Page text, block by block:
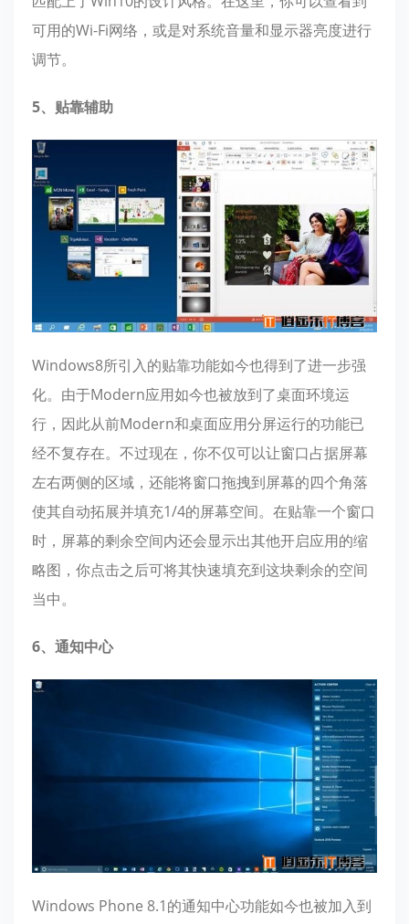
可用的Wi-Fi网络，或是对系统音量和显示器亮度进行
调节。
5、贴靠辅助
Windows8所引入的贴靠功能如今也得到了进一步强
化。由于Modern应用如今也被放到了桌面环境运
行，因此从前Modern和桌面应用分屏运行的功能已
经不复存在。不过现在，你不仅可以让窗口占据屏幕
左右两侧的区域，还能将窗口拖拽到屏幕的四个角落
使其自动拓展并填充1/4的屏幕空间。在贴靠一个窗口
时，屏幕的剩余空间内还会显示出其他开启应用的缩
略图，你点击之后可将其快速填充到这块剩余的空间
当中。
6、通知中心
Windows Phone 8.1的通知中心功能如今也被加入到